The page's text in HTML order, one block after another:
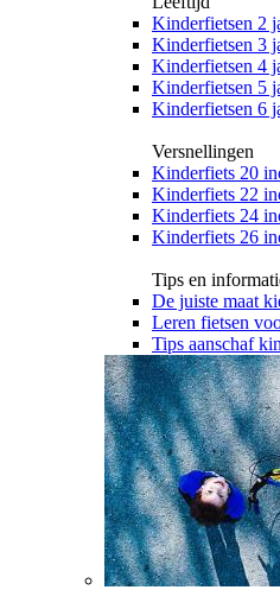
Kinderfietsen 2
Kinderfietsen 3
Kinderfietsen 4
Kinderfietsen 5
Kinderfietsen 6
Versnellingen
Kinderfiets 20
Kinderfiets 22
Kinderfiets 24
Kinderfiets 26
Tips en
De juiste maat
Leren fietsen
Tips aanschaf